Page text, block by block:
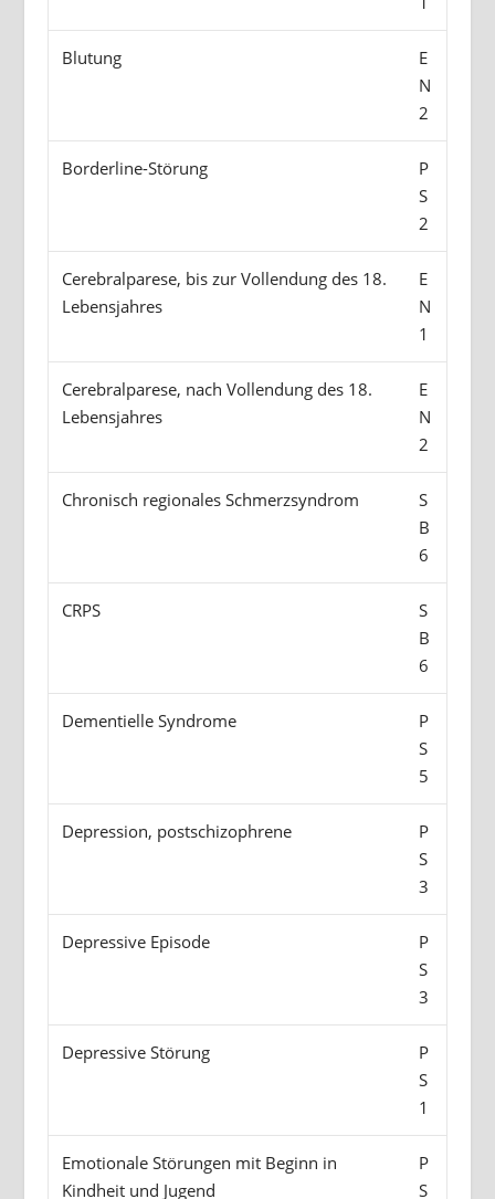
Blutung
E
N
2
Borderline-Störung
P
S
2
Cerebralparese, bis zur Vollendung des 18.
Lebensjahres
E
N
1
Cerebralparese, nach Vollendung des 18.
Lebensjahres
E
N
2
Chronisch regionales Schmerzsyndrom
S
B
6
CRPS
S
B
6
Dementielle Syndrome
P
S
5
Depression, postschizophrene
P
S
3
Depressive Episode
P
S
3
Depressive Störung
P
S
1
Emotionale Störungen mit Beginn in
Kindheit und Jugend
P
S